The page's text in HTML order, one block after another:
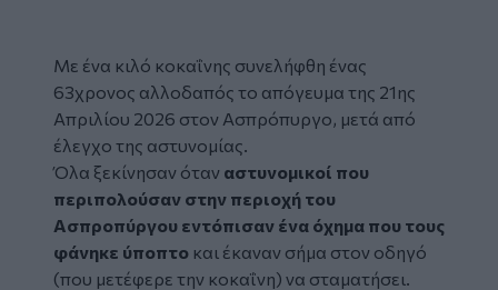
Με ένα κιλό κοκαΐνης συνελήφθη ένας
63χρονος αλλοδαπός το απόγευμα της 21ης
Απριλίου 2026 στον Ασπρόπυργο, μετά από
έλεγχο της αστυνομίας.
Όλα ξεκίνησαν όταν αστυνομικοί που
περιπολούσαν στην περιοχή του
Ασπροπύργου εντόπισαν ένα όχημα που τους
φάνηκε ύποπτο και έκαναν σήμα στον οδηγό
(που μετέφερε την κοκαΐνη) να σταματήσει.